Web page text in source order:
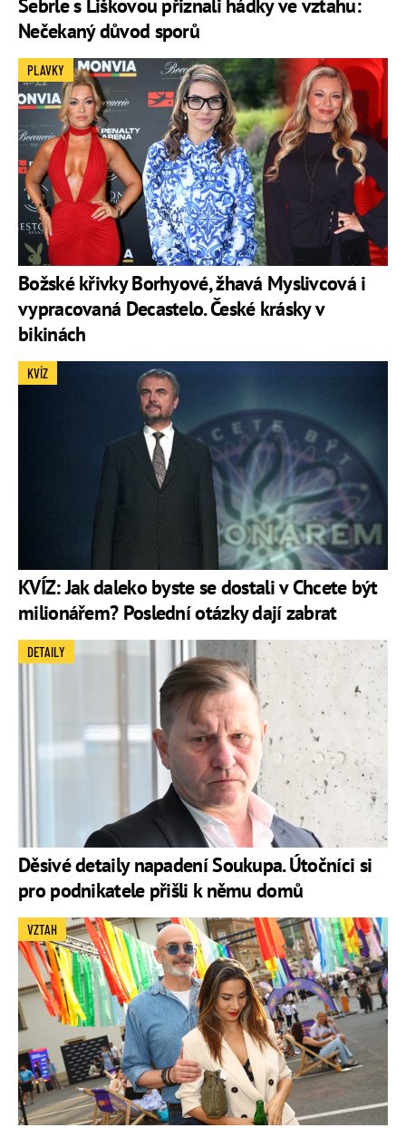
Šebrle s Liškovou přiznali hádky ve vztahu:
Nečekaný důvod sporů
Božské křivky Borhyové, žhavá Myslivcová i
vypracovaná Decastelo. České krásky v
bikinách
PLAVKY
KVÍZ: Jak daleko byste se dostali v Chcete být
milionářem? Poslední otázky dají zabrat
KVÍZ
Děsivé detaily napadení Soukupa. Útočníci si
pro podnikatele přišli k němu domů
DETAILY
VZTAH